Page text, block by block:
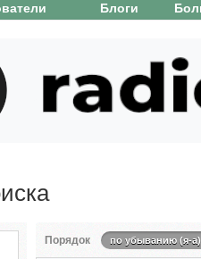
Блоги
Порядок по убыванию (я-а)